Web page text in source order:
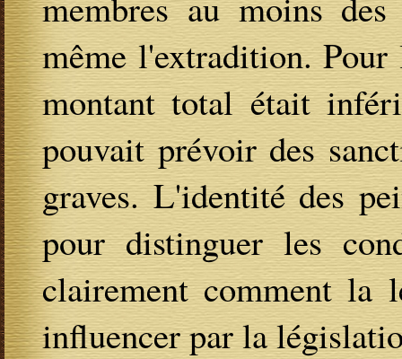
même l'extradition.
montant total était
pouvait prévoir des
graves. L'identité des
pour distinguer les
clairement comment la
influencer par la